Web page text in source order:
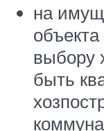
на
выбору
быть